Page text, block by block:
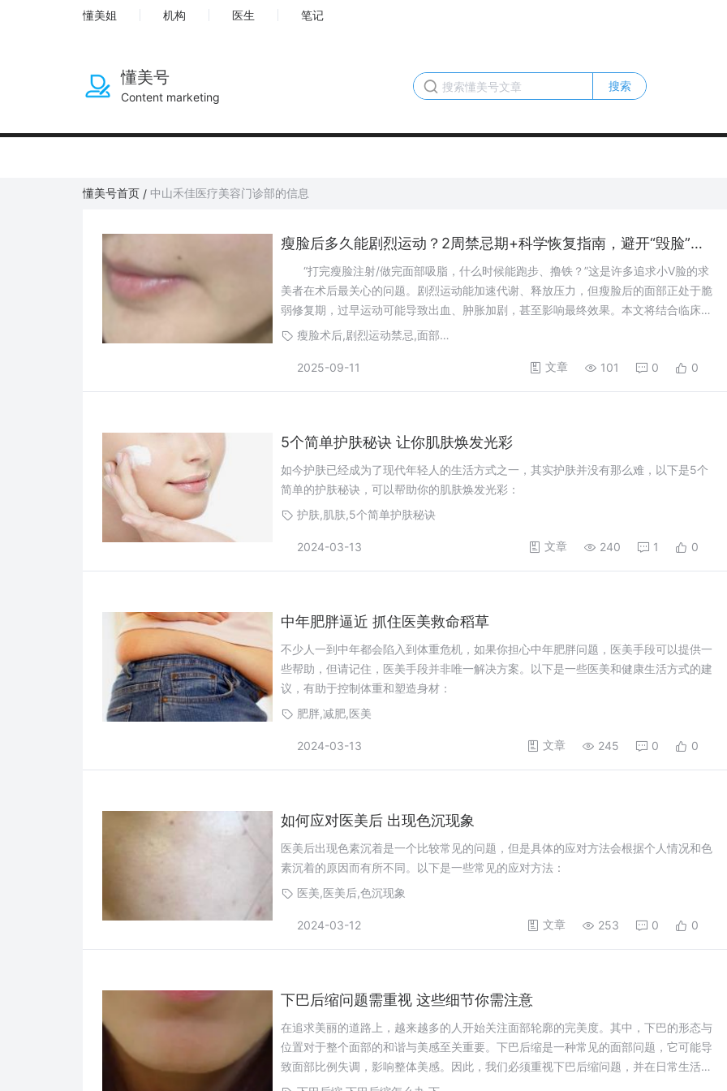
懂美姐 机构 医生 笔记
懂美号
Content marketing
搜索
懂美号首页 / 中山禾佳医疗美容门诊部的信息
瘦脸后多久能剧烈运动？2周禁忌期+科学恢复指南，避开“毁脸”雷区！
“打完瘦脸注射/做完面部吸脂，什么时候能跑步、撸铁？”这是许多追求小V脸的求
美者在术后最关心的问题。剧烈运动能加速代谢、释放压力，但瘦脸后的面部正处于脆
弱修复期，过早运动可能导致出血、肿胀加剧，甚至影响最终效果。本文将结合临床案
例，详解瘦脸术后运动的“安全时间线”与“科学运动指南”，助你安全变美不翻车。
瘦脸术后,剧烈运动禁忌,面部吸脂恢复
2025-09-11 文章 101 0 0
5个简单护肤秘诀 让你肌肤焕发光彩
如今护肤已经成为了现代年轻人的生活方式之一，其实护肤并没有那么难，以下是5个
简单的护肤秘诀，可以帮助你的肌肤焕发光彩：
护肤,肌肤,5个简单护肤秘诀
2024-03-13 文章 240 1 0
中年肥胖逼近 抓住医美救命稻草
不少人一到中年都会陷入到体重危机，如果你担心中年肥胖问题，医美手段可以提供一
些帮助，但请记住，医美手段并非唯一解决方案。以下是一些医美和健康生活方式的建
议，有助于控制体重和塑造身材：
肥胖,减肥,医美
2024-03-13 文章 245 0 0
如何应对医美后 出现色沉现象
医美后出现色素沉着是一个比较常见的问题，但是具体的应对方法会根据个人情况和色
素沉着的原因而有所不同。以下是一些常见的应对方法：
医美,医美后,色沉现象
2024-03-12 文章 253 0 0
下巴后缩问题需重视 这些细节你需注意
在追求美丽的道路上，越来越多的人开始关注面部轮廓的完美度。其中，下巴的形态与
位置对于整个面部的和谐与美感至关重要。下巴后缩是一种常见的面部问题，它可能导
致面部比例失调，影响整体美感。因此，我们必须重视下巴后缩问题，并在日常生活中
留意相关细节。